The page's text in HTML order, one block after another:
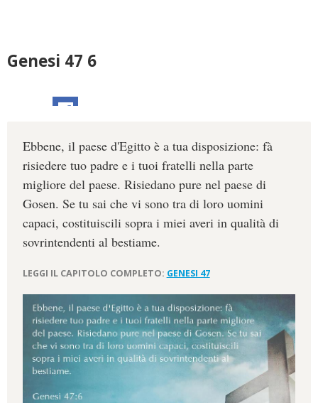
Genesi 47 6
Ebbene, il paese d'Egitto è a tua disposizione: fà
risiedere tuo padre e i tuoi fratelli nella parte
migliore del paese. Risiedano pure nel paese di
Gosen. Se tu sai che vi sono tra di loro uomini
capaci, costituiscili sopra i miei averi in qualità di
sovrintendenti al bestiame.
LEGGI IL CAPITOLO COMPLETO: GENESI 47